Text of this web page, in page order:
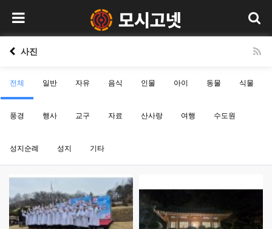
사진
전체 일반 자유 음식 인물 아이 동물 식물
풍경 행사 교구 자료 산사랑 여행 수도원
성지순례 성지 기타